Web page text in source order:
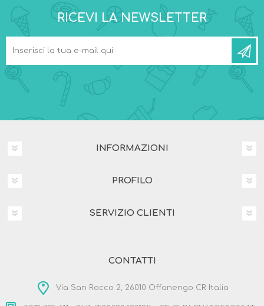
RICEVI LA NEWSLETTER
INFORMAZIONI
PROFILO
SERVIZIO CLIENTI
CONTATTI
Via San Rocco 2, 26010 Offanengo CR Italia